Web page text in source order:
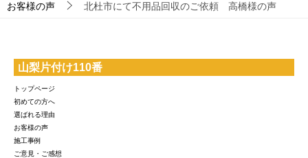
お客様の声 北杜市にて不用品回収のご依頼 高橋様の声
山梨片付け110番
トップページ
初めての方へ
選ばれる理由
お客様の声
施工事例
ご意見・ご感想